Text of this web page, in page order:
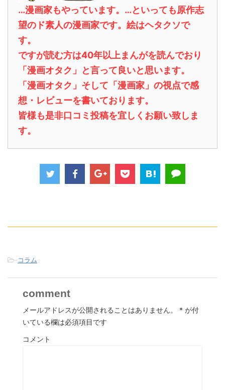
…漫画家もやっています。…といっても原作志
望のド素人の漫画家です。絵はヘタクソで
す。
ですが読む方は40年以上まんがを読んでおり
「漫画オタク」と言って良いと思います。
「漫画オタク」そして「漫画家」の視点で感
想・レビューを書いております。
皆様も是非口コミ投稿を宜しくお願い致しま
す。
-コラム
comment
メールアドレスが公開されることはありません。 * が付
いている欄は必須項目です
コメント